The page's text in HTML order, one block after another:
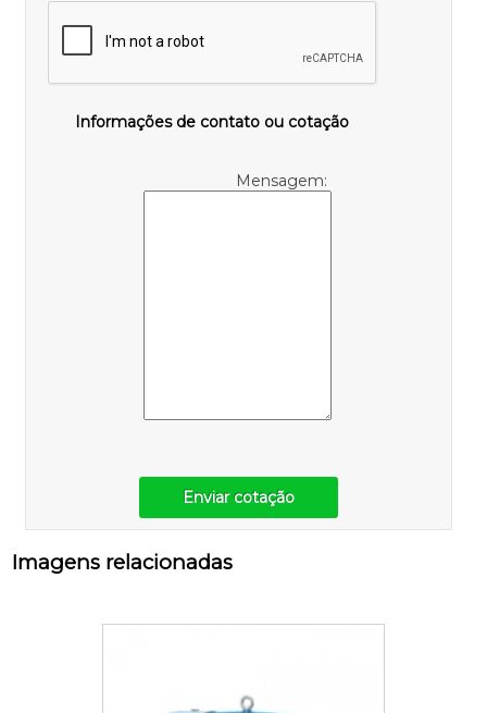
Informações de contato ou cotação
Mensagem:
Enviar cotação
Imagens relacionadas